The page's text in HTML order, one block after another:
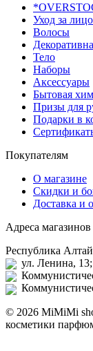
Уход за
Волосы
Тело
Наборы
Аксессуары
Бытовая
Призы для
Подарки в
Покупателям
О магазине
Скидки и
Доставка и
Адреса магазинов
Республика
ул. Ленина, 13;
© 2026 MiMiMi
косметики